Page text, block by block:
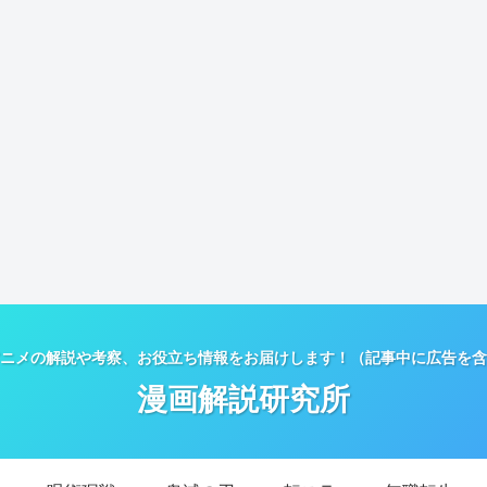
メの解説や考察、お役立ち情報をお届けします！（記事中に広告を
漫画解説研究所